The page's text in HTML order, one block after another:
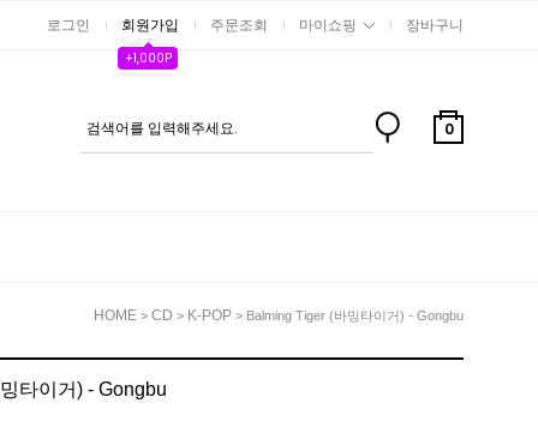
로그인 회원가입
+1,000P
주문조회 마이쇼핑 장바구니
0
HOME > CD > K-POP > Balming Tiger (바밍타이거) - Gongbu
타이거) - Gongbu